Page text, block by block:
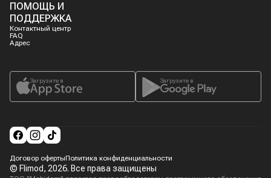
ПОМОЩЬ И
ПОДДЕРЖКА
Контактный центр
FAQ
Адрес
Загрузите в Загрузите в
Договор офертыПолитика конфиденциальности
© Flimod, 2026. Все права защищены